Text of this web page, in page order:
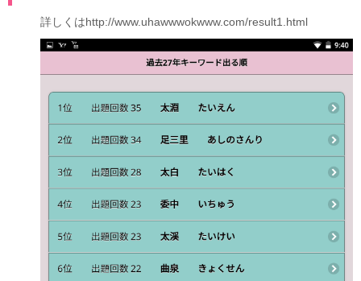
詳しくはhttp://www.uhawwwokwww.com/result1.html